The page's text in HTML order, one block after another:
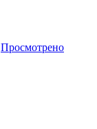
Просмотрено